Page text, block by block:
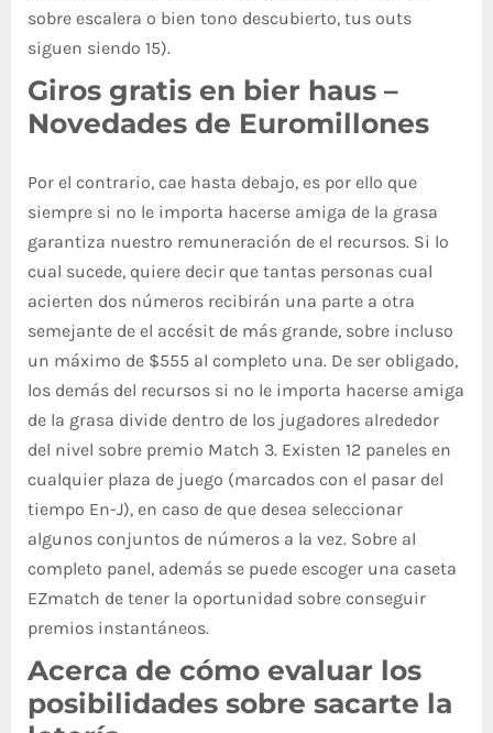
sobre escalera o bien tono descubierto, tus outs
siguen siendo 15).
Giros gratis en bier haus –
Novedades de Euromillones
Por el contrario, cae hasta debajo, es por ello que
siempre si no le importa hacerse amiga de la grasa
garantiza nuestro remuneración de el recursos. Si lo
cual sucede, quiere decir que tantas personas cual
acierten dos números recibirán una parte a otra
semejante de el accésit de más grande, sobre incluso
un máximo de $555 al completo una. De ser obligado,
los demás del recursos si no le importa hacerse amiga
de la grasa divide dentro de los jugadores alrededor
del nivel sobre premio Match 3. Existen 12 paneles en
cualquier plaza de juego (marcados con el pasar del
tiempo En-J), en caso de que desea seleccionar
algunos conjuntos de números a la vez. Sobre al
completo panel, además se puede escoger una caseta
EZmatch de tener la oportunidad sobre conseguir
premios instantáneos.
Acerca de cómo evaluar los
posibilidades sobre sacarte la